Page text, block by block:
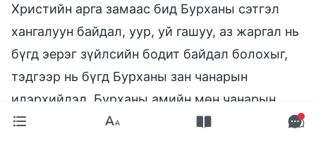
Христийн арга замаас бид Бурханы сэтгэл
хангалуун байдал, уур, уй гашуу, аз жаргал нь
бүгд эерэг зүйлсийн бодит байдал болохыг,
тэдгээр нь бүгд Бурханы зан чанарын
илэрхийлэл, Бурханы амийн мөн чанарын
төрөлхийн илрэл болохыг ойлгож авдаг.